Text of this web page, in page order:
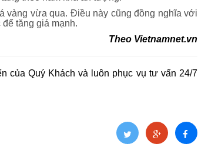
vàng vừa qua. Điều này cũng đồng nghĩa với
tăng giá mạnh.
Theo Vietnamnet.vn
của Quý Khách và luôn phục vụ tư vấn 24/7